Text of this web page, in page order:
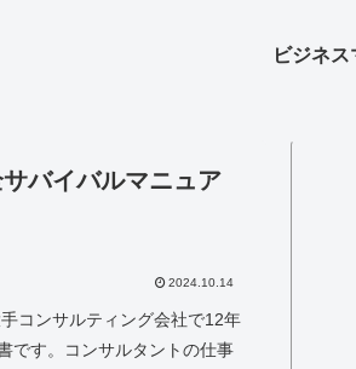
ビジネ
バイバルマニュア
2024.10.14
コンサルティング会社で12年
です。コンサルタントの仕事